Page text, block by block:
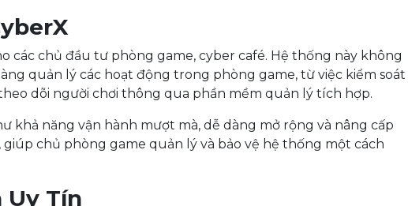
các chủ đầu tư phòng game, cyber café. Hệ thống này không
quản lý các hoạt động trong phòng game, từ việc kiểm soát
dõi người chơi thông qua phần mềm quản lý tích hợp.
khả năng vận hành mượt mà, dễ dàng mở rộng và nâng cấp
chủ phòng game quản lý và bảo vệ hệ thống một cách
Uy Tín